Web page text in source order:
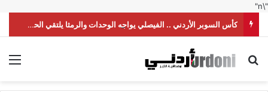
"\n"
كأس السوبر الأردني .. الفيصلي يواجه الوحدات والرمثا يلتقي الحسين
بحث عن